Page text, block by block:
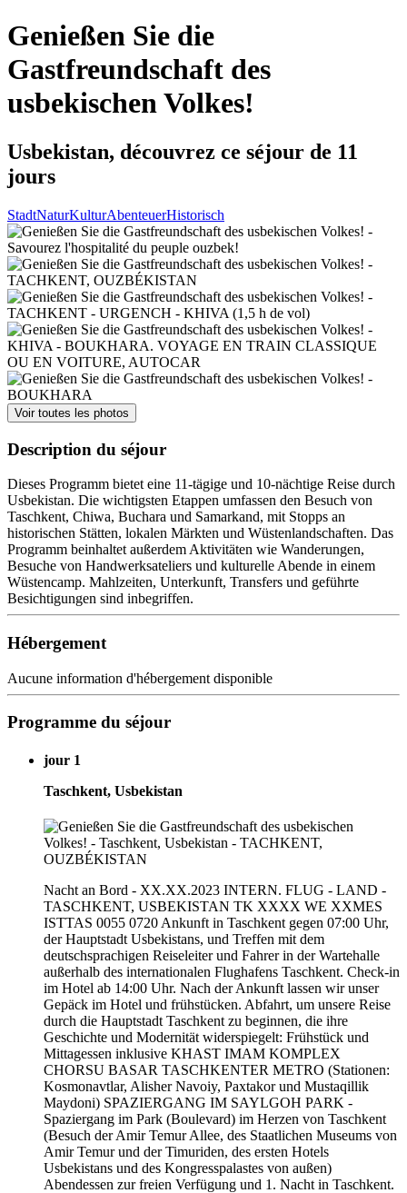
Genießen Sie die
Gastfreundschaft des
usbekischen Volkes!
Usbekistan, découvrez ce séjour de 11
jours
StadtNaturKulturAbenteuerHistorisch
Voir toutes les photos
Description du séjour
Dieses Programm bietet eine 11-tägige und 10-nächtige Reise durch
Usbekistan. Die wichtigsten Etappen umfassen den Besuch von
Taschkent, Chiwa, Buchara und Samarkand, mit Stopps an
historischen Stätten, lokalen Märkten und Wüstenlandschaften. Das
Programm beinhaltet außerdem Aktivitäten wie Wanderungen,
Besuche von Handwerksateliers und kulturelle Abende in einem
Wüstencamp. Mahlzeiten, Unterkunft, Transfers und geführte
Besichtigungen sind inbegriffen.
Hébergement
Aucune information d'hébergement disponible
Programme du séjour
jour 1
Taschkent, Usbekistan
Nacht an Bord - XX.XX.2023 INTERN. FLUG - LAND -
TASCHKENT, USBEKISTAN TK XXXX WE XXMES
ISTTAS 0055 0720 Ankunft in Taschkent gegen 07:00 Uhr,
der Hauptstadt Usbekistans, und Treffen mit dem
deutschsprachigen Reiseleiter und Fahrer in der Wartehalle
außerhalb des internationalen Flughafens Taschkent. Check-in
im Hotel ab 14:00 Uhr. Nach der Ankunft lassen wir unser
Gepäck im Hotel und frühstücken. Abfahrt, um unsere Reise
durch die Hauptstadt Taschkent zu beginnen, die ihre
Geschichte und Modernität widerspiegelt: Frühstück und
Mittagessen inklusive KHAST IMAM KOMPLEX
CHORSU BASAR TASCHKENTER METRO (Stationen:
Kosmonavtlar, Alisher Navoiy, Paxtakor und Mustaqillik
Maydoni) SPAZIERGANG IM SAYLGOH PARK -
Spaziergang im Park (Boulevard) im Herzen von Taschkent
(Besuch der Amir Temur Allee, des Staatlichen Museums von
Amir Temur und der Timuriden, des ersten Hotels
Usbekistans und des Kongresspalastes von außen)
Abendessen zur freien Verfügung und 1. Nacht in Taschkent.